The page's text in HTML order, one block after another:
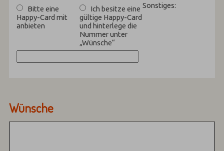
Bitte eine
Happy-Card mit
anbieten
Ich besitze eine
gültige Happy-Card
und hinterlege die
Nummer unter
„Wünsche“
Sonstiges:
Wünsche